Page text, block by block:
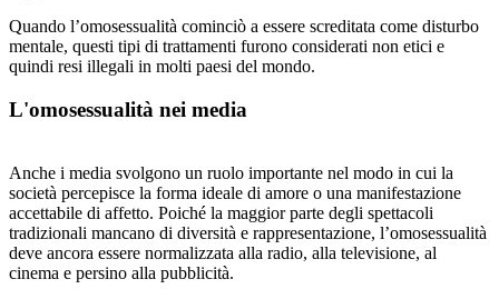
Quando l’omosessualità cominciò a essere screditata come disturbo
mentale, questi tipi di trattamenti furono considerati non etici e
quindi resi illegali in molti paesi del mondo.
L'omosessualità nei media
Anche i media svolgono un ruolo importante nel modo in cui la
società percepisce la forma ideale di amore o una manifestazione
accettabile di affetto. Poiché la maggior parte degli spettacoli
tradizionali mancano di diversità e rappresentazione, l’omosessualità
deve ancora essere normalizzata alla radio, alla televisione, al
cinema e persino alla pubblicità.